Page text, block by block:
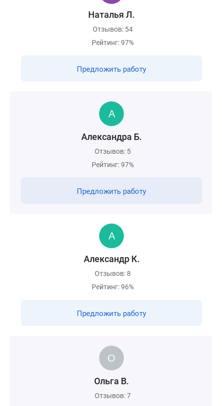
Наталья Л.
Отзывов: 54
Рейтинг: 97%
Предложить работу
Александра Б.
Отзывов: 5
Рейтинг: 97%
Предложить работу
Александр К.
Отзывов: 8
Рейтинг: 96%
Предложить работу
Ольга В.
Отзывов: 7